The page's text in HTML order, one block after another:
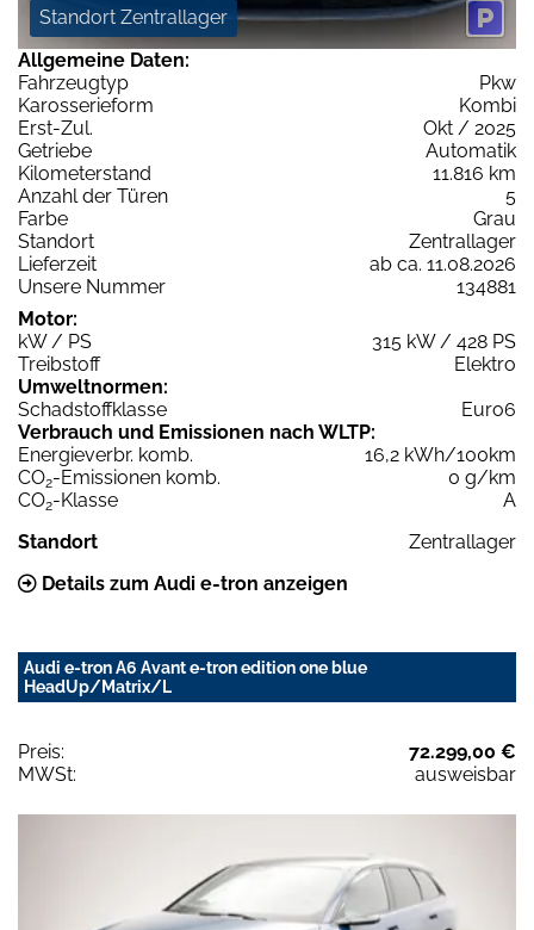
Standort Zentrallager
Allgemeine Daten:
Fahrzeugtyp
Pkw
Karosserieform
Kombi
Erst-Zul.
Okt / 2025
Getriebe
Automatik
Kilometerstand
11.816 km
Anzahl der Türen
5
Farbe
Grau
Standort
Zentrallager
Lieferzeit
ab ca. 11.08.2026
Unsere Nummer
134881
Motor:
kW / PS
315 kW / 428 PS
Treibstoff
Elektro
Umweltnormen:
Schadstoffklasse
Euro6
Verbrauch und Emissionen nach WLTP:
Energieverbr. komb.
16,2 kWh/100km
CO2-Emissionen komb.
0 g/km
CO2-Klasse
A
Standort
Zentrallager
Details zum Audi e-tron anzeigen
Audi e-tron A6 Avant e-tron edition one blue
HeadUp/Matrix/L
Preis:
72.299,00 €
MWSt:
ausweisbar